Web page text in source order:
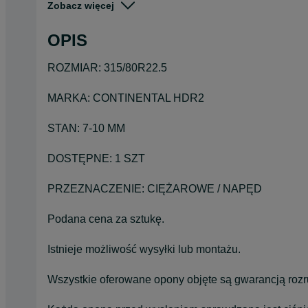
Stan
Szerokość
Zobacz więcej
OPIS
ROZMIAR: 315/80R22.5
MARKA: CONTINENTAL HDR2
STAN: 7-10 MM
DOSTĘPNE: 1 SZT
PRZEZNACZENIE: CIĘŻAROWE / NAPĘD
Podana cena za sztukę.
Istnieje możliwość wysyłki lub montażu.
Wszystkie oferowane opony objęte są gwarancją